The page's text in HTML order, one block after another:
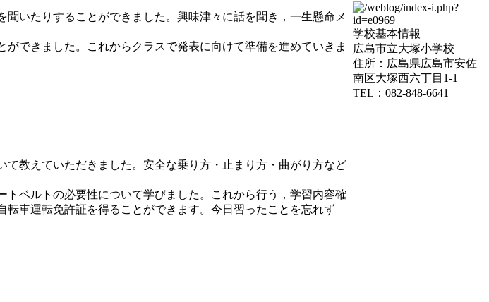
いたりすることができました。興味津々に話を聞き，一生懸命メ
できました。これからクラスで発表に向けて準備を進めていきま
教えていただきました。安全な乗り方・止まり方・曲がり方など
ベルトの必要性について学びました。これから行う，学習内容確
車運転免許証を得ることができます。今日習ったことを忘れず
学校基本情報
広島市立大塚小学校
住所：広島県広島市安佐
南区大塚西六丁目1-1
TEL：082-848-6641